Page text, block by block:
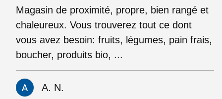
Magasin de proximité, propre, bien rangé et
chaleureux. Vous trouverez tout ce dont
vous avez besoin: fruits, légumes, pain frais,
boucher, produits bio, ...
A. N.